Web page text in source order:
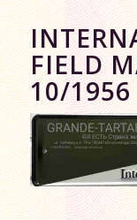
FIELD
10/1956